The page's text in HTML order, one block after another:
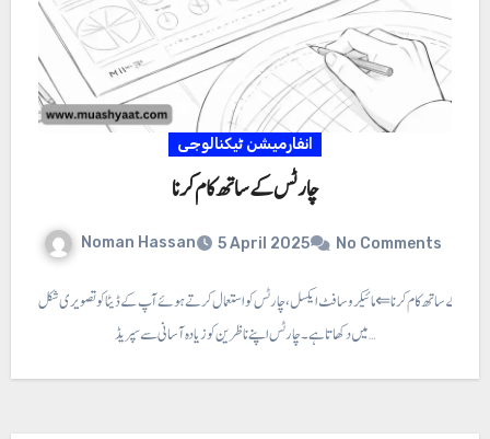
انفارمیشن ٹیکنالوجی
چارٹس کے ساتھ کام کرنا
Noman Hassan 5 April 2025 No Comments
کے ساتھ کام کرنا ⇐ مائیکروسافٹ ایکسل، چارٹس کو استعمال کرتے ہوئے آپ کے ڈیٹا کو تصویری شکل
میں دکھاتا ہے۔ چارٹس اپنے ناظرین کو زیادہ آسانی سے سپریڈ…